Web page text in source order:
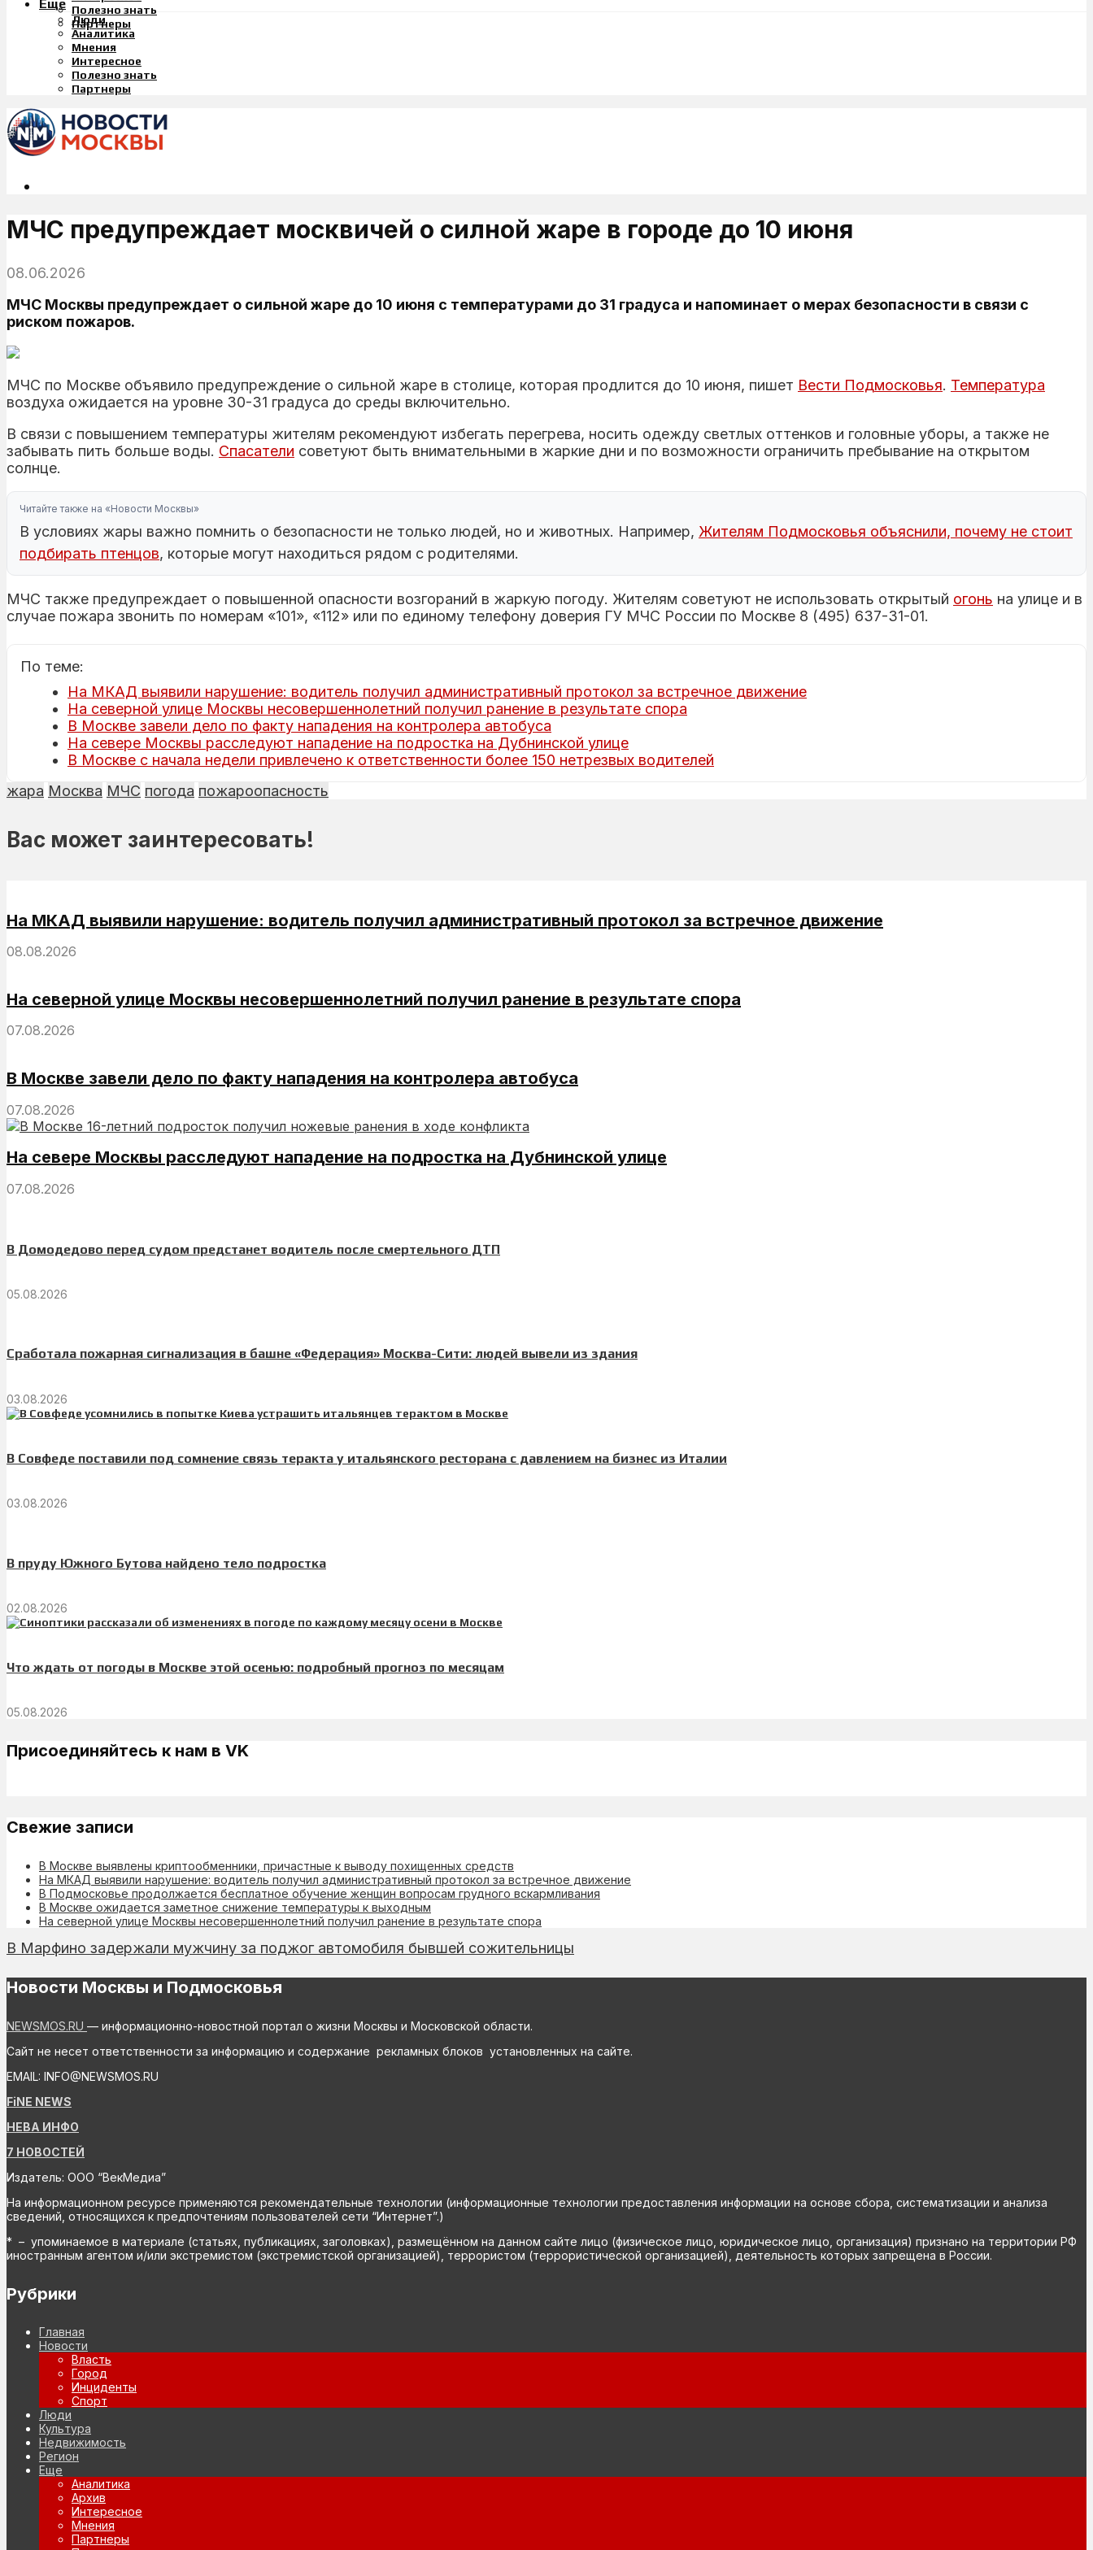
Полезно знать
Партнеры
Еще
Люди
Аналитика
Мнения
Интересное
Полезно знать
Партнеры
МЧС предупреждает москвичей о силной жаре в городе до 10 июня
08.06.2026
МЧС Москвы предупреждает о сильной жаре до 10 июня с температурами до 31 градуса и напоминает о мерах безопасности в связи с
риском пожаров.
МЧС по Москве объявило предупреждение о сильной жаре в столице, которая продлится до 10 июня, пишет Вести Подмосковья. Температура
воздуха ожидается на уровне 30-31 градуса до среды включительно.
В связи с повышением температуры жителям рекомендуют избегать перегрева, носить одежду светлых оттенков и головные уборы, а также не
забывать пить больше воды. Спасатели советуют быть внимательными в жаркие дни и по возможности ограничить пребывание на открытом
солнце.
Читайте также на «Новости Москвы»
В условиях жары важно помнить о безопасности не только людей, но и животных. Например, Жителям Подмосковья объяснили, почему не стоит
подбирать птенцов, которые могут находиться рядом с родителями.
МЧС также предупреждает о повышенной опасности возгораний в жаркую погоду. Жителям советуют не использовать открытый огонь на улице и в
случае пожара звонить по номерам «101», «112» или по единому телефону доверия ГУ МЧС России по Москве 8 (495) 637-31-01.
По теме:
На МКАД выявили нарушение: водитель получил административный протокол за встречное движение
На северной улице Москвы несовершеннолетний получил ранение в результате спора
В Москве завели дело по факту нападения на контролера автобуса
На севере Москвы расследуют нападение на подростка на Дубнинской улице
В Москве с начала недели привлечено к ответственности более 150 нетрезвых водителей
жара Москва МЧС погода пожароопасность
Вас может заинтересовать!
На МКАД выявили нарушение: водитель получил административный протокол за встречное движение
08.08.2026
На северной улице Москвы несовершеннолетний получил ранение в результате спора
07.08.2026
В Москве завели дело по факту нападения на контролера автобуса
07.08.2026
На севере Москвы расследуют нападение на подростка на Дубнинской улице
07.08.2026
В Домодедово перед судом предстанет водитель после смертельного ДТП
05.08.2026
Сработала пожарная сигнализация в башне «Федерация» Москва-Сити: людей вывели из здания
03.08.2026
В Совфеде поставили под сомнение связь теракта у итальянского ресторана с давлением на бизнес из Италии
03.08.2026
В пруду Южного Бутова найдено тело подростка
02.08.2026
Что ждать от погоды в Москве этой осенью: подробный прогноз по месяцам
05.08.2026
Присоединяйтесь к нам в VK
Свежие записи
В Москве выявлены криптообменники, причастные к выводу похищенных средств
На МКАД выявили нарушение: водитель получил административный протокол за встречное движение
В Подмосковье продолжается бесплатное обучение женщин вопросам грудного вскармливания
В Москве ожидается заметное снижение температуры к выходным
На северной улице Москвы несовершеннолетний получил ранение в результате спора
В Марфино задержали мужчину за поджог автомобиля бывшей сожительницы
Новости Москвы и Подмосковья
NEWSMOS.RU — информационно-новостной портал о жизни Москвы и Московской области.
Сайт не несет ответственности за информацию и содержание рекламных блоков установленных на сайте.
EMAIL: INFO@NEWSMOS.RU
FiNE NEWS
НЕВА ИНФО
7 НОВОСТЕЙ
Издатель: ООО “ВекМедиа”
На информационном ресурсе применяются рекомендательные технологии (информационные технологии предоставления информации на основе сбора, систематизации и анализа
сведений, относящихся к предпочтениям пользователей сети “Интернет”.)
* – упоминаемое в материале (статьях, публикациях, заголовках), размещённом на данном сайте лицо (физическое лицо, юридическое лицо, организация) признано на территории РФ
иностранным агентом и/или экстремистом (экстремистской организацией), террористом (террористической организацией), деятельность которых запрещена в России.
Рубрики
Главная
Новости
Власть
Город
Инциденты
Спорт
Люди
Культура
Недвижимость
Регион
Еще
Аналитика
Архив
Интересное
Мнения
Партнеры